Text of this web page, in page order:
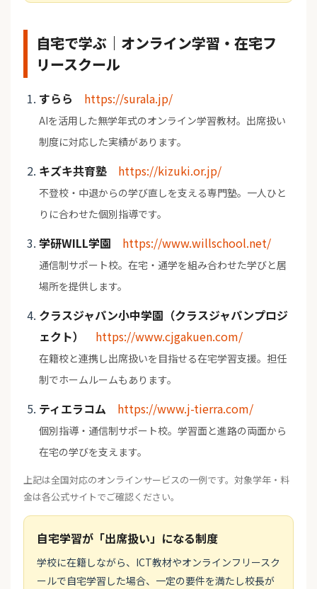
自宅で学ぶ｜オンライン学習・在宅フ
リースクール
すらら https://surala.jp/
AIを活用した無学年式のオンライン学習教材。出席扱い
制度に対応した実績があります。
キズキ共育塾 https://kizuki.or.jp/
不登校・中退からの学び直しを支える専門塾。一人ひと
りに合わせた個別指導です。
学研WILL学園 https://www.willschool.net/
通信制サポート校。在宅・通学を組み合わせた学びと居
場所を提供します。
クラスジャパン小中学園（クラスジャパンプロジ
ェクト）
https://www.cjgakuen.com/
在籍校と連携し出席扱いを目指せる在宅学習支援。担任
制でホームルームもあります。
ティエラコム https://www.j-tierra.com/
個別指導・通信制サポート校。学習面と進路の両面から
在宅の学びを支えます。
上記は全国対応のオンラインサービスの一例です。対象学年・料
金は各公式サイトでご確認ください。
自宅学習が「出席扱い」になる制度
学校に在籍しながら、ICT教材やオンラインフリースク
ールで自宅学習した場合、一定の要件を満たし校長が